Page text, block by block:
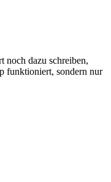
noch dazu schreiben,
funktioniert, sondern nur